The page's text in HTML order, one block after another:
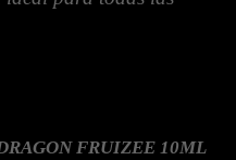
FRUIZEE 10ML